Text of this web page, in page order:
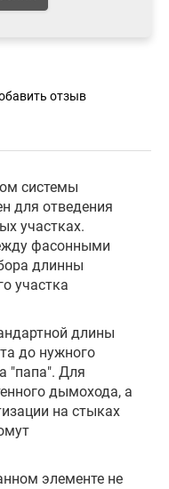
отзыв
системы
для отведения
участках.
фасонными
длинны
участка
длины
до нужного
"папа". Для
дымохода, а
на стыках
элементе не